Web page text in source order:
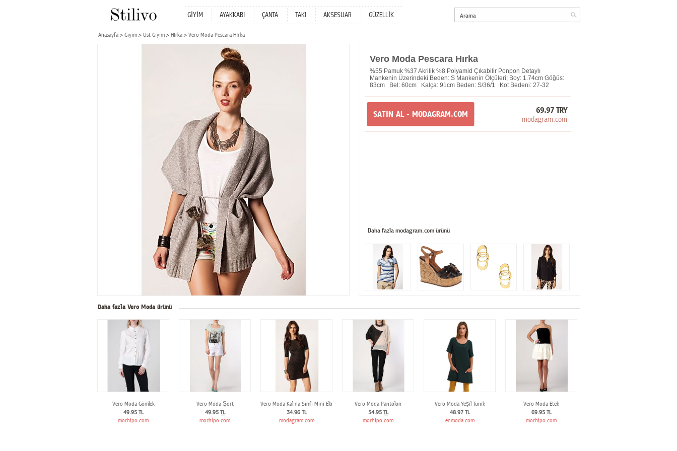
GİYİM AYAKKABI ÇANTA TAKI AKSESUAR GÜZELLİK
Anasayfa Giyim Üst Giyim Hırka Vero Moda Pescara Hırka
Vero Moda Pescara Hırka
%55 Pamuk %37 Akrilik %8 Polyamid Çıkabilir Ponpon Detaylı
Mankenin Üzerindeki Beden: S Mankenin Ölçüleri; Boy: 1.74cm Göğüs:
83cm Bel: 60cm Kalça: 91cm Beden: S/36/1 Kot Bedeni: 27-32
SATIN AL - MODAGRAM.COM 69.97 TRY
modagram.com
Daha fazla modagram.com ürünü
Daha fazla Vero Moda ürünü
Vero Moda Gömlek
49.95 TL
morhipo.com
Vero Moda Şort
49.95 TL
morhipo.com
Vero Moda Kalina Simli Mini Elbise
34.96 TL
modagram.com
Vero Moda Pantolon
54.95 TL
morhipo.com
Vero Moda Yeşil Tunik
48.97 TL
enmoda.com
Vero Moda Etek
69.95 TL
morhipo.com